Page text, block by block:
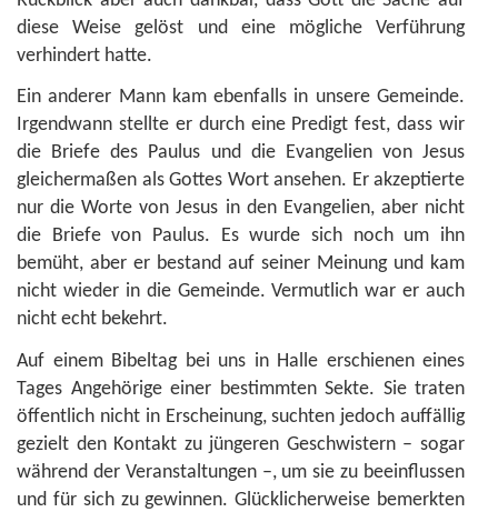
diese Weise gelöst und eine mögliche Verführung
verhindert hatte.
Ein anderer Mann kam ebenfalls in unsere Gemeinde.
Irgendwann stellte er durch eine Predigt fest, dass wir
die Briefe des Paulus und die Evangelien von Jesus
gleichermaßen als Gottes Wort ansehen. Er akzeptierte
nur die Worte von Jesus in den Evangelien, aber nicht
die Briefe von Paulus. Es wurde sich noch um ihn
bemüht, aber er bestand auf seiner Meinung und kam
nicht wieder in die Gemeinde. Vermutlich war er auch
nicht echt bekehrt.
Auf einem Bibeltag bei uns in Halle erschienen eines
Tages Angehörige einer bestimmten Sekte. Sie traten
öffentlich nicht in Erscheinung, suchten jedoch auffällig
gezielt den Kontakt zu jüngeren Geschwistern – sogar
während der Veranstaltungen –, um sie zu beeinflussen
und für sich zu gewinnen. Glücklicherweise bemerkten